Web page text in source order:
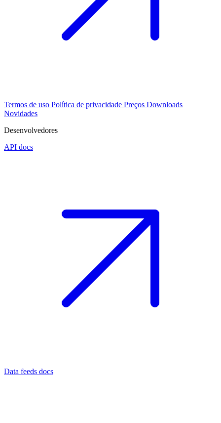
Termos de uso Política de privacidade Preços Downloads
Novidades
Desenvolvedores
API docs
Data feeds docs